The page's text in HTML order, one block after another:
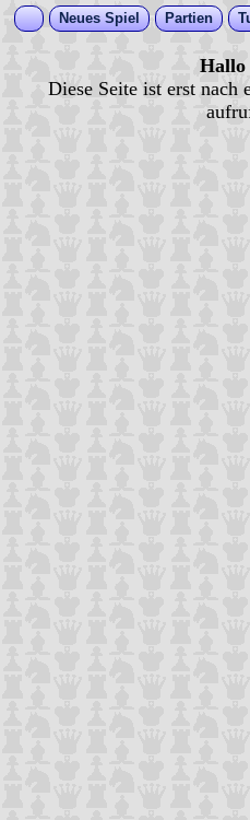
Neues Spiel Partien
Hallo
Diese Seite ist erst nach